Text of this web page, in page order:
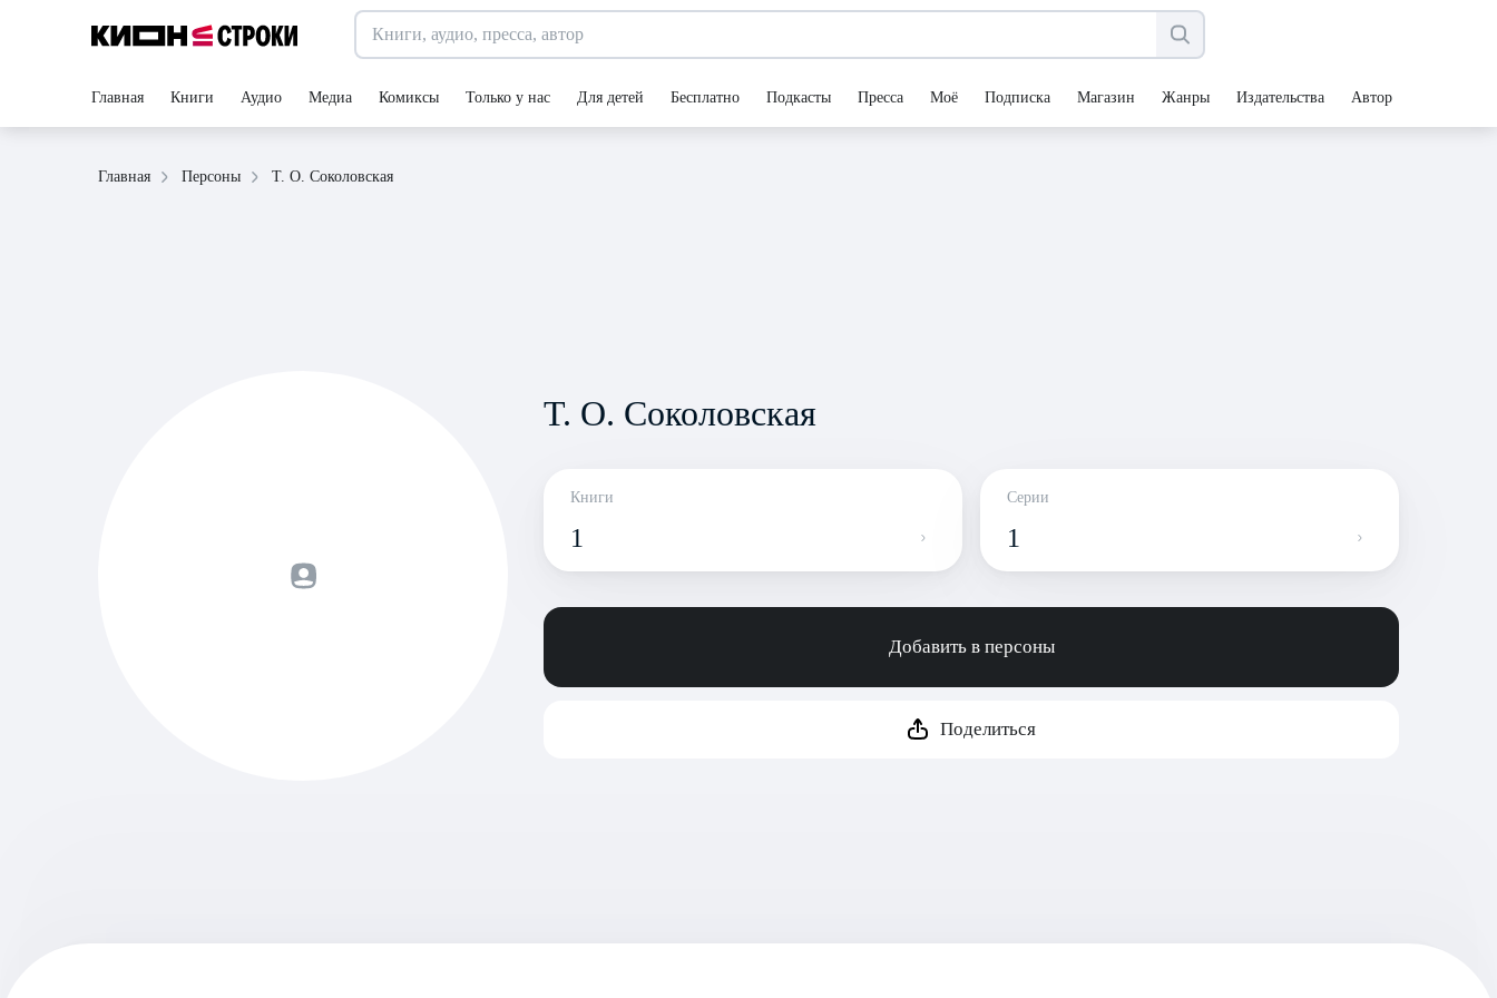
Главная Книги Аудио Медиа Комиксы Только у нас Для детей Бесплатно Подкасты Пресса Моё Подписка Магазин Жанры Издательства Авторы
Главная Персоны Т. О. Соколовская
Т. О. Соколовская
Книги
1
Серии
1
Добавить в персоны
Поделиться